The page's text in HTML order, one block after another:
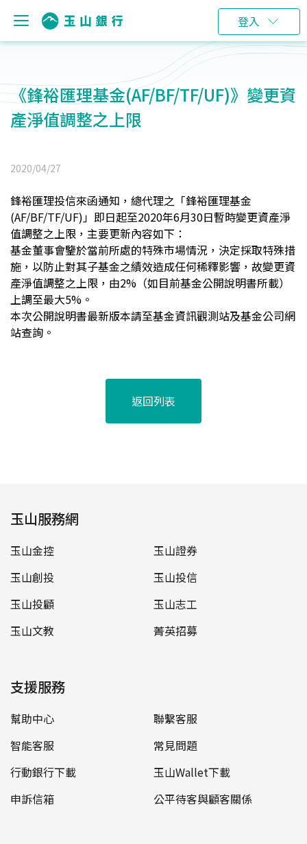
登入
《鋒裕匯理基金(AF/BF/TF/UF)》變更資
產淨值調整之上限
2020/04/27
鋒裕匯理投信來函通知，總代理之「鋒裕匯理基金
(AF/BF/TF/UF)」即日起至2020年6月30日暫時變更資產淨
值調整之上限，主要更新內容如下：
基金董事會鑒於當前所處的特殊市場情況，決定採取特殊措
施，以防止對其子基金之績效造成任何稀釋影響，故變更資
產淨值調整之上限，由2%（如目前基金公開說明書所載）
上調至最大5%。
本次公開說明書最新版本請至基金資訊觀測站及基金公司網
站查詢。
返回列表
玉山服務網
玉山金控
玉山證券
玉山創投
玉山投信
玉山投顧
玉山志工
玉山文教
菁英招募
支援服務
幫助中心
聯繫客服
智能客服
常見問題
行動銀行下載
玉山Wallet下載
申訴信箱
公平待客與顧客關係